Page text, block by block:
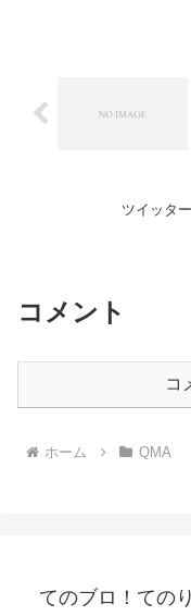
ツイッタ
コメント
コ
ホーム QMA
てのブロ！ての